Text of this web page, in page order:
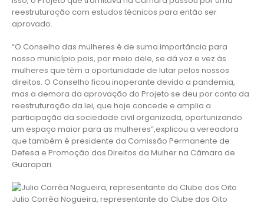
reestruturação com estudos técnicos para então ser
aprovado.
“O Conselho das mulheres é de suma importância para
nosso município pois, por meio dele, se dá voz e vez às
mulheres que têm a oportunidade de lutar pelos nossos
direitos. O Conselho ficou inoperante devido a pandemia,
mas a demora da aprovação do Projeto se deu por conta da
reestruturação da lei, que hoje concede e amplia a
participação da sociedade civil organizada, oportunizando
um espaço maior para as mulheres”,explicou a vereadora
que também é presidente da Comissão Permanente de
Defesa e Promoção dos Direitos da Mulher na Câmara de
Guarapari.
Julio Corrêa Nogueira, representante do Clube dos Oito